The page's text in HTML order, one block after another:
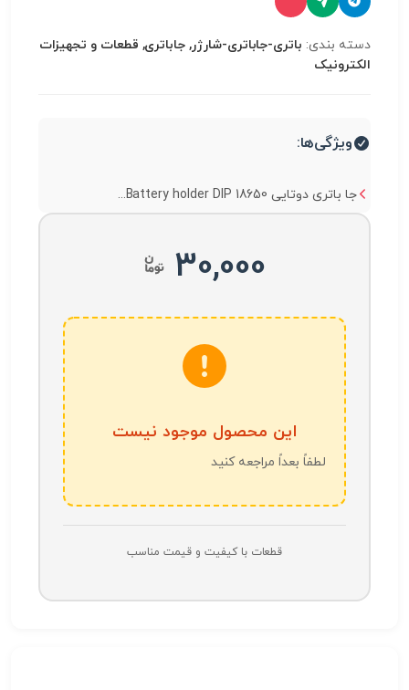
دسته بندی: باتری-جاباتری-شارژر, جاباتری, قطعات و تجهیزات
الکترونیک
ویژگی‌ها:
جا باتری دوتایی 18650 Battery holder DIP...
30,000
این محصول موجود نیست
لطفاً بعداً مراجعه کنید
قطعات با کیفیت و قیمت مناسب